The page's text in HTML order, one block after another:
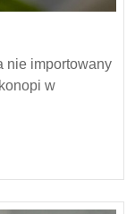
konopny
cbd
nie importowany
w